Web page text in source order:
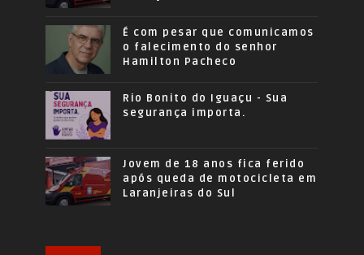
É com pesar que comunicamos
o falecimento do senhor
Hamilton Pacheco
Rio Bonito do Iguaçu - Sua
segurança importa.
Jovem de 18 anos fica ferido
após queda de motocicleta em
Laranjeiras do Sul